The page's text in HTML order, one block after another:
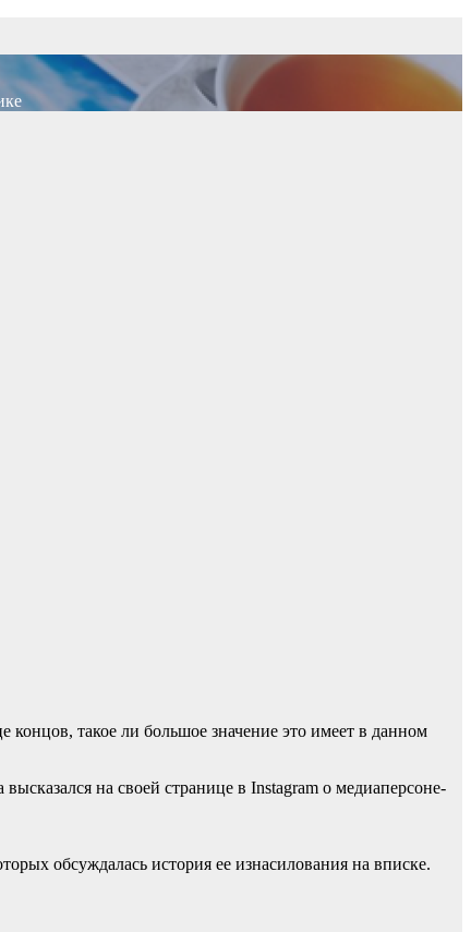
такое ли большое значение это имеет в данном
на своей странице в Instagram о медиаперсоне-
обсуждалась история ее изнасилования на вписке.